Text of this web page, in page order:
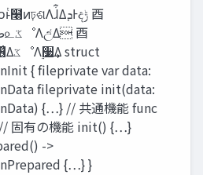
{ fileprivate var data:
fileprivate init(data:
{…} // 共通機能 func
固有の機能 init() {…}
->
{…} }